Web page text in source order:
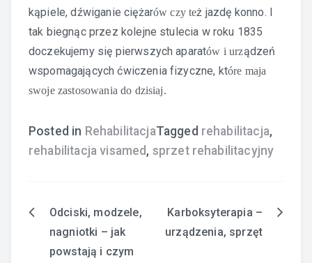
kąpiele, dźwiganie ciężarów czy też jazdę konno. I
tak biegnąc przez kolejne stulecia w roku 1835
doczekujemy się pierwszych aparatów i urządzeń
wspomagających ćwiczenia fizyczne, które maja
swoje zastosowania do dzisiaj.
Posted in RehabilitacjaTagged rehabilitacja,
rehabilitacja visamed , sprzet rehabilitacyjny
Nawigacja
Odciski, modzele,
nagniotki – jak
powstają i czym
Karboksyterapia –
urządzenia, sprzęt